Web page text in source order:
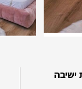
ישיבה